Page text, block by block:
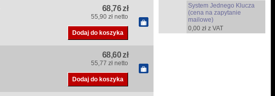
68,76 zł
55,90 zł netto
68,60 zł
55,77 zł netto
System Jednego Klucza
(cena na zapytanie
mailowe)
0,00 zł z VAT